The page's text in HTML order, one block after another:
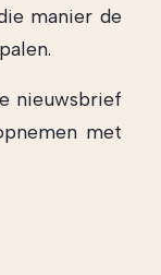
manier de
nieuwsbrief
met